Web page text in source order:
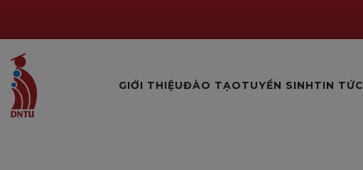
GIỚI THIỆUĐÀO TẠOTUYỂN SINHTIN TỨC